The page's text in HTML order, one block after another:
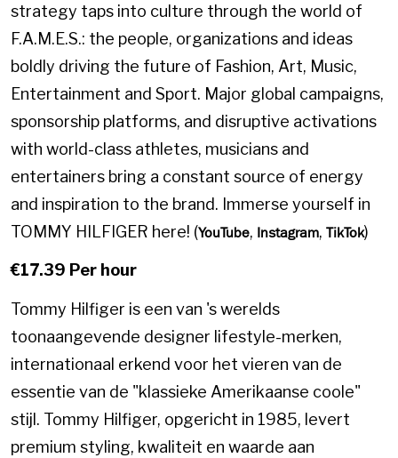
strategy taps into culture through the world of
F.A.M.E.S.: the people, organizations and ideas
boldly driving the future of Fashion, Art, Music,
Entertainment and Sport. Major global campaigns,
sponsorship platforms, and disruptive activations
with world-class athletes, musicians and
entertainers bring a constant source of energy
and inspiration to the brand. Immerse yourself in
TOMMY HILFIGER here! (YouTube, Instagram, TikTok)
€17.39 Per hour
Tommy Hilfiger is een van 's werelds
toonaangevende designer lifestyle-merken,
internationaal erkend voor het vieren van de
essentie van de "klassieke Amerikaanse coole"
stijl. Tommy Hilfiger, opgericht in 1985, levert
premium styling, kwaliteit en waarde aan